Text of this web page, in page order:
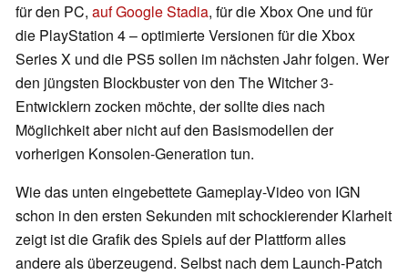
für den PC, auf Google Stadia, für die Xbox One und für
die PlayStation 4 – optimierte Versionen für die Xbox
Series X und die PS5 sollen im nächsten Jahr folgen. Wer
den jüngsten Blockbuster von den The Witcher 3-
Entwicklern zocken möchte, der sollte dies nach
Möglichkeit aber nicht auf den Basismodellen der
vorherigen Konsolen-Generation tun.
Wie das unten eingebettete Gameplay-Video von IGN
schon in den ersten Sekunden mit schockierender Klarheit
zeigt ist die Grafik des Spiels auf der Plattform alles
andere als überzeugend. Selbst nach dem Launch-Patch